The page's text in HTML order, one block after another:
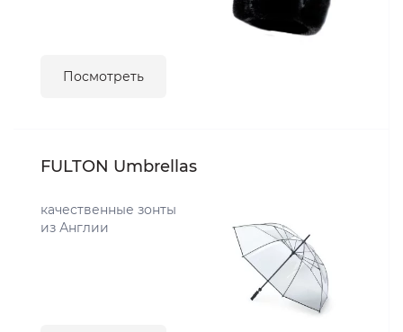
Посмотреть
FULTON Umbrellas
качественные зонты
из Англии